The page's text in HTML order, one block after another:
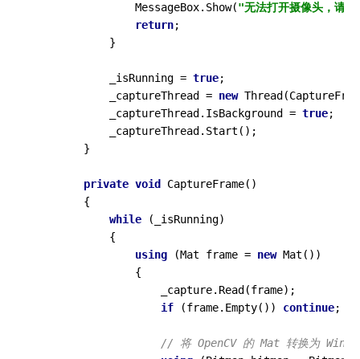
                MessageBox.Show(
"无法打开摄像头，请
return;
            }
            _isRunning =
true;
            _captureThread =
new
            _captureThread.IsBackground =
true;
            _captureThread.Start();
        }
private void CaptureFrame()
        {
while (_isRunning)
            {
using (Mat frame = new Mat())
                {
                    _capture.Read(frame);
if (frame.Empty()) continue;
// 将 OpenCV 的 Mat 转换为